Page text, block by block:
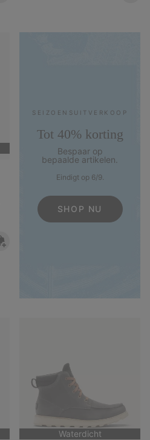
SEIZOENS­UITVERKOOP
Tot 40% korting
Bespaar op
bepaalde artikelen.
Eindigt op 6/9.
SHOP NU
Waterdicht